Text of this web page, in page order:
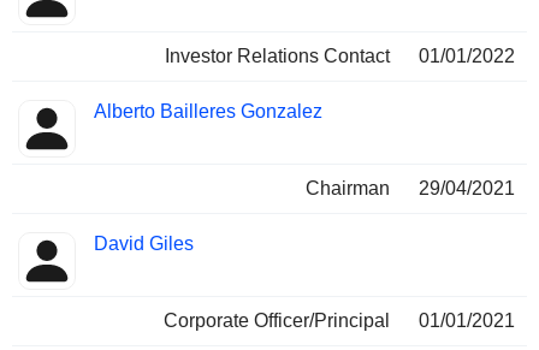
Investor Relations Contact 01/01/2022
Alberto Bailleres Gonzalez
Chairman 29/04/2021
David Giles
Corporate Officer/Principal 01/01/2021